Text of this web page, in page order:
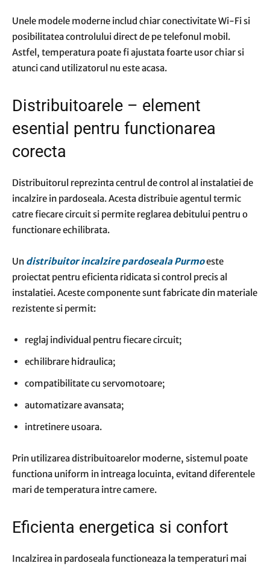
Unele modele moderne includ chiar conectivitate Wi-Fi si
posibilitatea controlului direct de pe telefonul mobil.
Astfel, temperatura poate fi ajustata foarte usor chiar si
atunci cand utilizatorul nu este acasa.
Distribuitoarele – element
esential pentru functionarea
corecta
Distribuitorul reprezinta centrul de control al instalatiei de
incalzire in pardoseala. Acesta distribuie agentul termic
catre fiecare circuit si permite reglarea debitului pentru o
functionare echilibrata.
Un distribuitor incalzire pardoseala Purmoeste
proiectat pentru eficienta ridicata si control precis al
instalatiei. Aceste componente sunt fabricate din materiale
rezistente si permit:
reglaj individual pentru fiecare circuit;
echilibrare hidraulica;
compatibilitate cu servomotoare;
automatizare avansata;
intretinere usoara.
Prin utilizarea distribuitoarelor moderne, sistemul poate
functiona uniform in intreaga locuinta, evitand diferentele
mari de temperatura intre camere.
Eficienta energetica si confort
Incalzirea in pardoseala functioneaza la temperaturi mai